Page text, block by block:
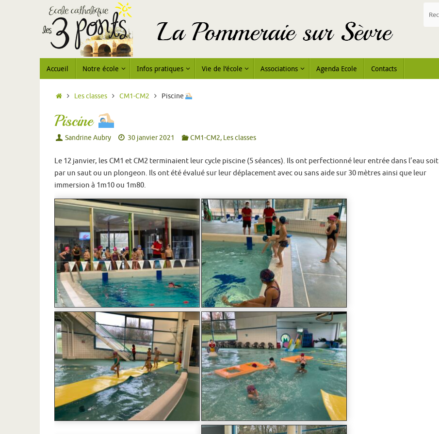
Accueil Notre école Infos pratiques Vie de l’école Associations Agenda Ecole Contacts
Les classes CM1-CM2 Piscine
Piscine
Sandrine Aubry 30 janvier 2021 CM1-CM2, Les classes
Le 12 janvier, les CM1 et CM2 terminaient leur cycle piscine (5 séances). Ils ont perfectionné leur entrée dans l’eau soit
par un saut ou un plongeon. Ils ont été évalué sur leur déplacement avec ou sans aide sur 30 mètres ainsi que leur
immersion à 1m10 ou 1m80.